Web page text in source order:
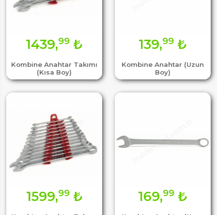
Kombine Anahtar Takımı
(Kısa Boy)
1439,99 ₺
Kombine Anahtar (Uzun
Boy)
139,99₺
1599,99₺ 169,99₺